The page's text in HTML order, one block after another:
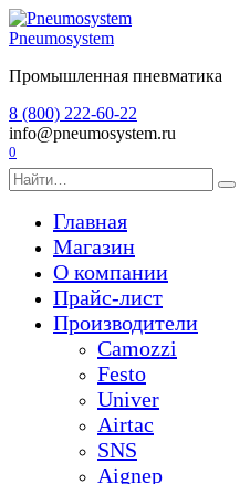
Перейти
к
Pneumosystem
Промышленная пневматика
8 (800) 222-60-22
info@pneumosystem.ru
0
Search
for:
Главная
Магазин
О компании
Прайс-лист
Производители
Camozzi
Festo
Univer
Airtac
SNS
Aignep